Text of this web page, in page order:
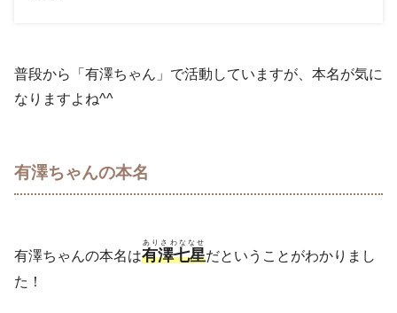
普段から「有澤ちゃん」で活動していますが、本名が気に
なりますよね^^
有澤ちゃんの本名
有澤ちゃんの本名は有澤七星
ありさわななせ
だということがわかりまし
た！